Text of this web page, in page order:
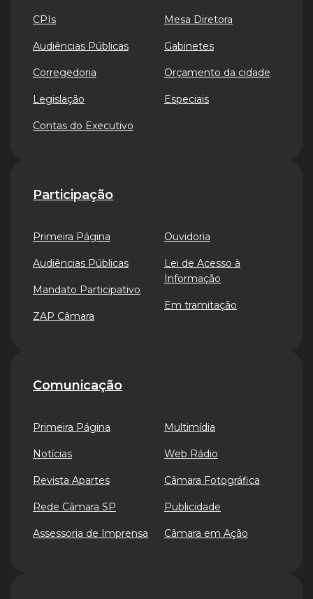
CPIs
Audiências Públicas
Corregedoria
Legislação
Contas do Executivo
Mesa Diretora
Gabinetes
Orçamento da cidade
Especiais
Participação
Primeira Página
Audiências Públicas
Mandato Participativo
ZAP Câmara
Ouvidoria
Lei de Acesso à
Informação
Em tramitação
Comunicação
Primeira Página
Notícias
Revista Apartes
Rede Câmara SP
Assessoria de Imprensa
Multimídia
Web Rádio
Câmara Fotográfica
Publicidade
Câmara em Ação